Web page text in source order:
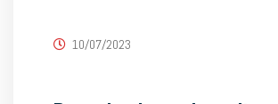
10/07/2023